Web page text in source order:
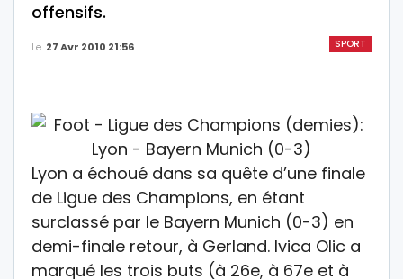
offensifs.
SPORT
Le 27 Avr 2010 21:56
Lyon a échoué dans sa quête d’une finale
de Ligue des Champions, en étant
surclassé par le Bayern Munich (0-3) en
demi-finale retour, à Gerland. Ivica Olic a
marqué les trois buts (à 26e, à 67e et à